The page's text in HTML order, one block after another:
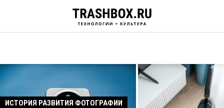
ИСТОРИЯ РАЗВИТИЯ ФОТОГРАФИИ